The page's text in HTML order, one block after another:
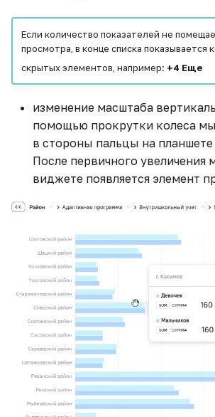
Если количество показателей не
просмотра, в конце списка показывается
скрытых элементов, например: +4 Еще
изменение масштаба
помощью прокрутки колеса
в стороны пальцы на планшете
После первичного увеличения
виджете появляется элемент